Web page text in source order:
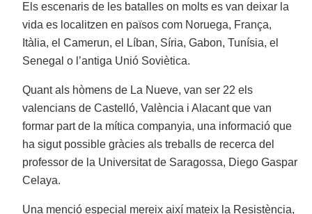
Els escenaris de les batalles on molts es van deixar la
vida es localitzen en països com Noruega, França,
Itàlia, el Camerun, el Líban, Síria, Gabon, Tunísia, el
Senegal o l’antiga Unió Soviètica.
Quant als hòmens de La Nueve, van ser 22 els
valencians de Castelló, València i Alacant que van
formar part de la mítica companyia, una informació que
ha sigut possible gràcies als treballs de recerca del
professor de la Universitat de Saragossa, Diego Gaspar
Celaya.
Una menció especial mereix així mateix la Resistència,